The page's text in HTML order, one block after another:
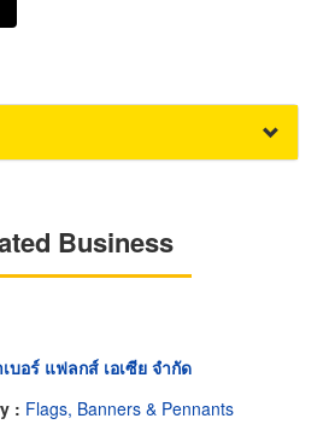
Business
บอร์ แฟลกส์ เอเซีย จำกัด
: Flags, Banners & Pennants